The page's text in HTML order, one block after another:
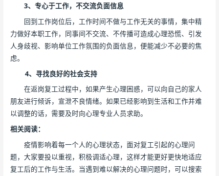
3、专心于工作，不交流负面信息
回到工作岗位后，工作时间不做与工作无关的事情，集中精
力做好本职工作，同事间不交流、不传播可造成心理恐慌、引发
人身歧视、影响单位工作氛围的负面信息，便能减少不必要的焦
虑。
4、寻找良好的社会支持
在返岗复工过程中，如果产生心理困惑，可以向自己的家人
朋友进行倾诉，宣泄不良情绪。如果已经影响到生活和工作并难
以调整的话，需要及时向心理专业人员求助。
相关阅读：
疫情影响着每一个人的心理状态，面对复工引起的心理问
题，大家要投以重视，积极调适心理，这样才能更好更快地适应
复工后的工作与生活。当遇到难以解决的心理问题时，可以搜索